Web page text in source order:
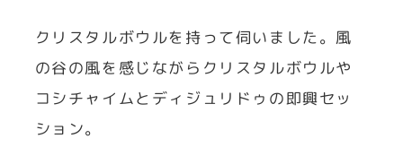
クリスタルボウルを持って伺いました。風
の谷の風を感じながらクリスタルボウルや
コシチャイムとディジュリドゥの即興セッ
ション。